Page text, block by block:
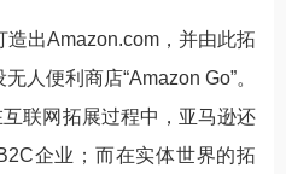
出Amazon.com，并由此拓
人便利商店“Amazon Go”。
联网拓展过程中，亚马逊还
企业；而在实体世界的拓